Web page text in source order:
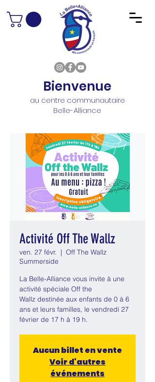
Bienvenue
au centre communautaire
Belle-Alliance
Activité Off The Wallz
ven. 27 févr.
  |
Off The Wallz
Summerside
La Belle-Alliance vous invite à une
activité spéciale Off the
Wallz destinée aux enfants de 0 à 6
ans et leurs familles, le vendredi 27
février de 17 h à 19 h.
Aucun billet en vente
Voir d'autres
événements